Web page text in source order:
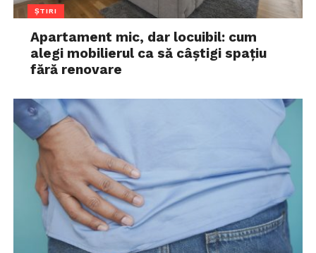
ȘTIRI
Apartament mic, dar locuibil: cum
alegi mobilierul ca să câștigi spațiu
fără renovare